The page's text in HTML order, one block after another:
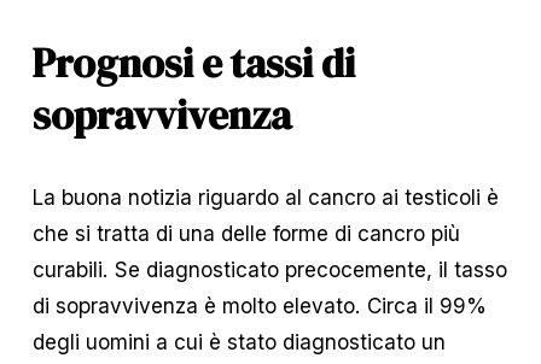
Prognosi e tassi di
sopravvivenza
La buona notizia riguardo al cancro ai testicoli è
che si tratta di una delle forme di cancro più
curabili. Se diagnosticato precocemente, il tasso
di sopravvivenza è molto elevato. Circa il 99%
degli uomini a cui è stato diagnosticato un